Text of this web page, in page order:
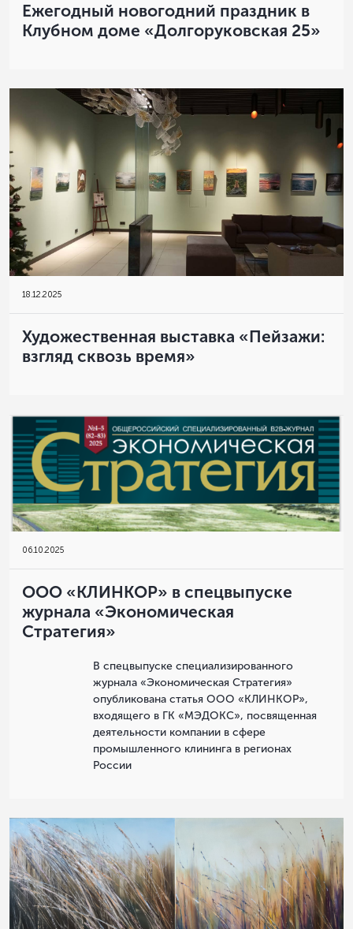
Ежегодный новогодний праздник в
Клубном доме «Долгоруковская 25»
18.12.2025
Художественная выставка «Пейзажи:
взгляд сквозь время»
06.10.2025
ООО «КЛИНКОР» в спецвыпуске
журнала «Экономическая
Стратегия»
В спецвыпуске специализированного
журнала «Экономическая Стратегия»
опубликована статья ООО «КЛИНКОР»,
входящего в ГК «МЭДОКС», посвященная
деятельности компании в сфере
промышленного клининга в регионах
России